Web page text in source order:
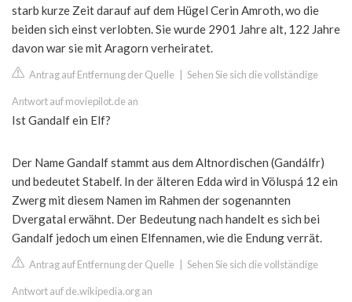
starb kurze Zeit darauf auf dem Hügel Cerin Amroth, wo die
beiden sich einst verlobten. Sie wurde 2901 Jahre alt, 122 Jahre
davon war sie mit Aragorn verheiratet.
Antrag auf Entfernung der Quelle Sehen Sie sich die vollständige
Antwort auf moviepilot.de an
Ist Gandalf ein Elf?
Der Name Gandalf stammt aus dem Altnordischen (Gandálfr)
und bedeutet Stabelf. In der älteren Edda wird in Völuspá 12 ein
Zwerg mit diesem Namen im Rahmen der sogenannten
Dvergatal erwähnt. Der Bedeutung nach handelt es sich bei
Gandalf jedoch um einen Elfennamen, wie die Endung verrät.
Antrag auf Entfernung der Quelle Sehen Sie sich die vollständige
Antwort auf de.wikipedia.org an